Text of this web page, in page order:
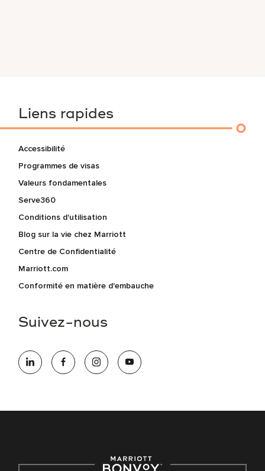
Liens rapides
Accessibilité
Programmes de visas
Valeurs fondamentales
Serve360
Conditions d'utilisation
Blog sur la vie chez Marriott
Centre de Confidentialité
Marriott.com
Conformité en matière d'embauche
Suivez-nous